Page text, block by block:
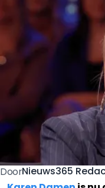
DoorNieuws365